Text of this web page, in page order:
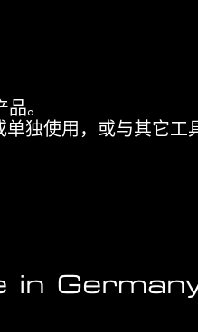
。
独使用，或与其它工